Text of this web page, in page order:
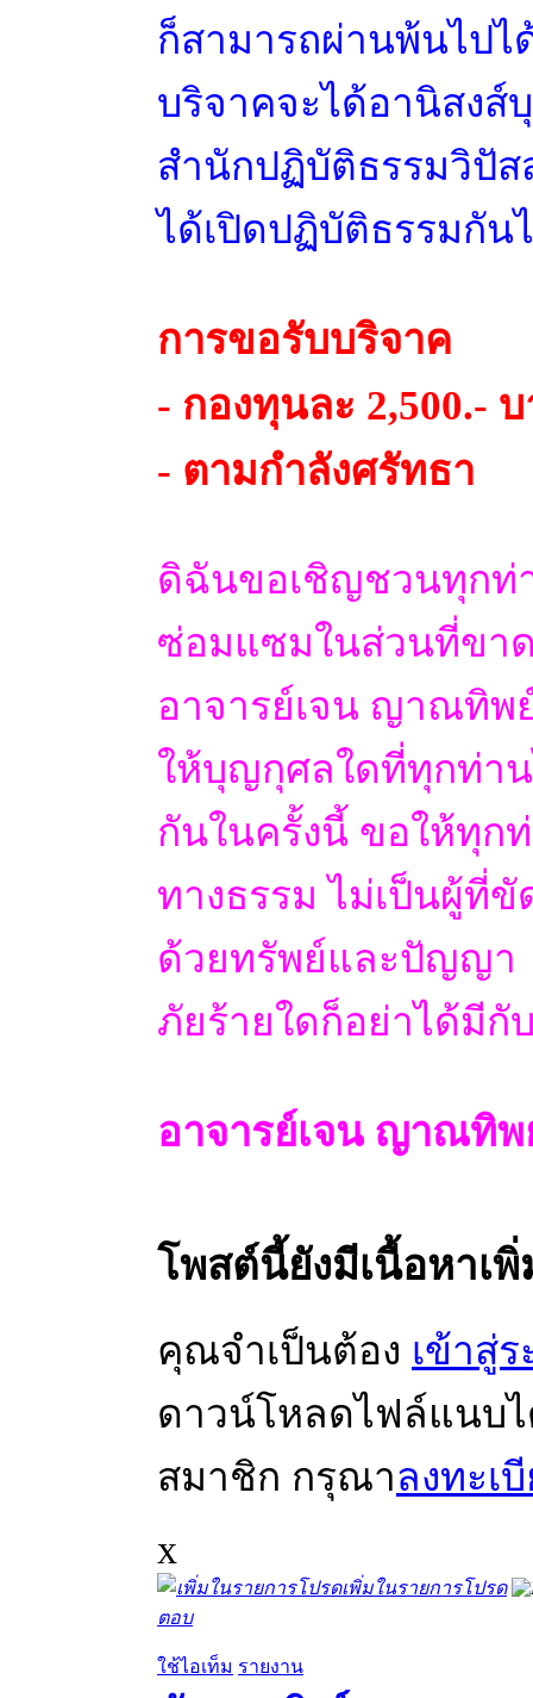
ก็สามารถผ่านพ้นไป
บริจาคจะได้อานิสงส์
สำนักปฏิบัติธรรมวิปั
ได้เปิดปฏิบัติธรรมกัน
การขอรับบริจาค
- กองทุนละ 2,500.-
- ตามกำลังศรัทธา
ดิฉันขอเชิญชวนทุกท่
ซ่อมแซมในส่วนที่ขา
อาจารย์เจน ญาณทิ
ให้บุญกุศลใดที่ทุกท่า
กันในครั้งนี้ ขอให้ทุก
ทางธรรม ไม่เป็นผู้ที่
ด้วยทรัพย์และปัญญา
ภัยร้ายใดก็อย่าได้มีกั
อาจารย์เจน ญาณทิพ
โพสต์นี้ยังมีเนื้อหาเพิ่
คุณจำเป็นต้อง เข้าสู่
ดาวน์โหลดไฟล์แนบ
สมาชิก กรุณาลงทะเ
x
เพิ่มในรายการโปรด
ตอบ
ใช้ไอเท็ม รายงาน